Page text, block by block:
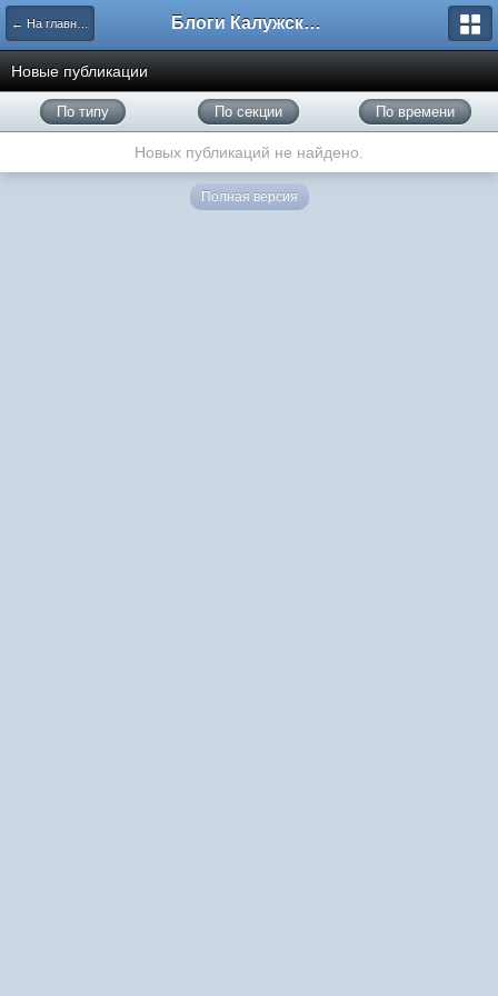
← На главную Блоги Калужского перекрестка
Новые публикации
По типу По секции По времени
Новых публикаций не найдено.
Полная версия